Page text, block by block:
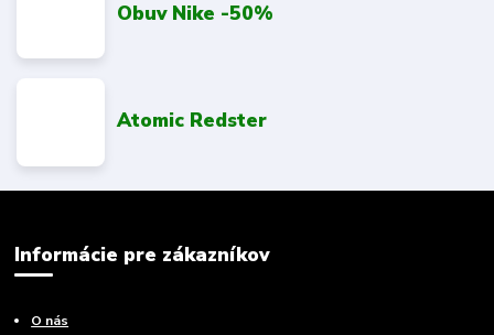
Obuv Nike -50%
Atomic Redster
Informácie pre zákazníkov
O nás